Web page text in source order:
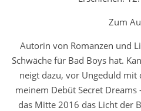
Zum
Autorin von Romanzen und
Schwäche für Bad Boys hat.
neigt dazu, vor Ungeduld
meinem Debüt Secret Dreams
das Mitte 2016 das Licht der